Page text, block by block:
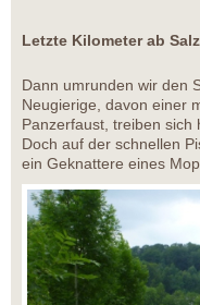
Letzte Kilometer ab
Dann umrunden wir den
Neugierige, davon einer
Panzerfaust, treiben sich
Doch auf der schnellen
ein Geknattere eines